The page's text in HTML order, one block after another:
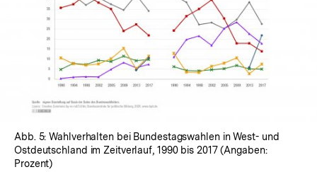
Abb. 5: Wahlverhalten bei Bundestagswahlen in West- und
Ostdeutschland im Zeitverlauf, 1990 bis 2017 (Angaben:
Prozent)